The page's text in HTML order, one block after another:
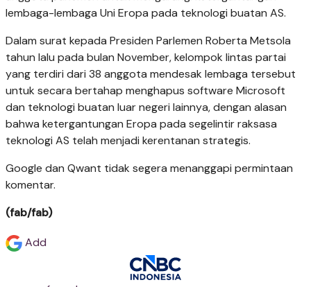
lembaga-lembaga Uni Eropa pada teknologi buatan AS.
Dalam surat kepada Presiden Parlemen Roberta Metsola
tahun lalu pada bulan November, kelompok lintas partai
yang terdiri dari 38 anggota mendesak lembaga tersebut
untuk secara bertahap menghapus software Microsoft
dan teknologi buatan luar negeri lainnya, dengan alasan
bahwa ketergantungan Eropa pada segelintir raksasa
teknologi AS telah menjadi kerentanan strategis.
Google dan Qwant tidak segera menanggapi permintaan
komentar.
(fab/fab)
Add